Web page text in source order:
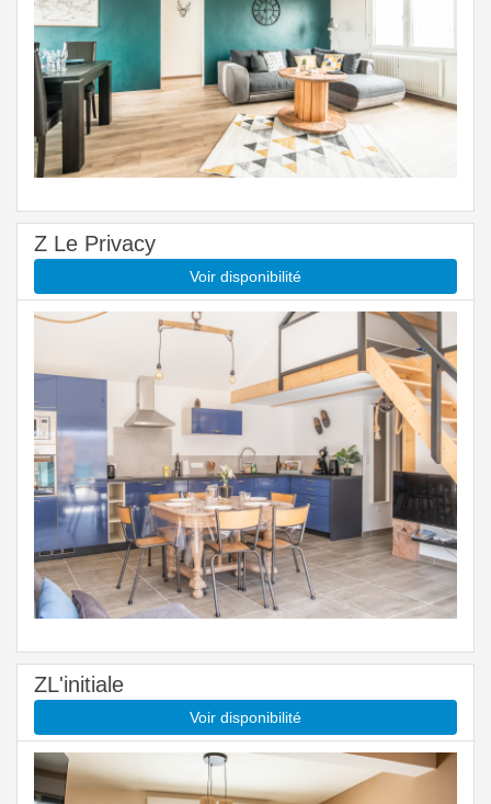
Z Le Privacy
Voir disponibilité
ZL'initiale
Voir disponibilité